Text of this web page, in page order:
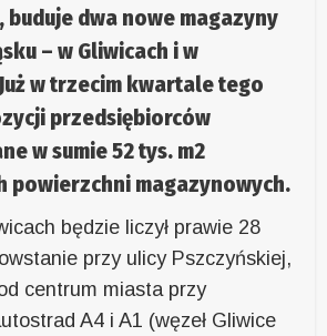
buduje dwa nowe magazyny
– w Gliwicach i w
w trzecim kwartale tego
przedsiębiorców
w sumie 52 tys. m2
powierzchni magazynowych.
będzie liczył prawie 28
przy ulicy Pszczyńskiej,
centrum miasta przy
A4 i A1 (węzeł Gliwice